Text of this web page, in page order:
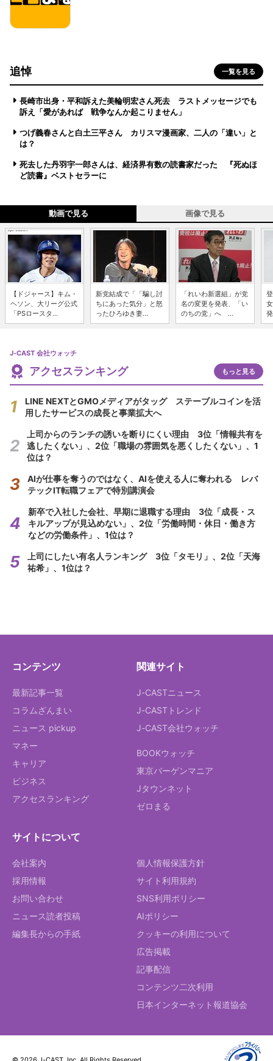
追悼 一覧を見る
長崎市出身・平和訴えた美輪明宏さん死去 ラストメッセージでも
訴え「愛があれば 戦争なんか起こりません」
つげ義春さんと白土三平さん カリスマ漫画家、二人の「違い」と
は？
死去した丹羽宇一郎さんは、経済界有数の読書家だった 『死ぬほ
ど読書』ベストセラーに
動画で見る 画像で見る
【ドジャース】キム・
ヘソン、大リーグ公式
「PSロースタ...
新党結成で「「騙し討
ちにあった気分」と怒
ったひろゆき妻...
「れいわ新選組」が党
名の変更を発表、「い
のちの党」へ ...
J-CAST 会社ウォッチ
アクセスランキング もっと見る
LINE NEXTとGMOメディアがタッグ ステーブルコインを活
用したサービスの成長と事業拡大へ
上司からのランチの誘いを断りにくい理由 3位「情報共有を
逃したくない」、2位「職場の雰囲気を悪くしたくない」、1
位は？
AIが仕事を奪うのではなく、AIを使える人に奪われる レバ
テックIT転職フェアで特別講演会
新卒で入社した会社、早期に退職する理由 3位「成長・ス
キルアップが見込めない」、2位「労働時間・休日・働き方
などの労働条件」、1位は？
上司にしたい有名人ランキング 3位「タモリ」、2位「天海
祐希」、1位は？
コンテンツ
最新記事一覧
コラムざんまい
ニュース pickup
マネー
キャリア
ビジネス
アクセスランキング
関連サイト
J-CASTニュース
J-CASTトレンド
J-CAST会社ウォッチ
BOOKウォッチ
東京バーゲンマニア
Jタウンネット
ゼロまる
サイトについて
会社案内
採用情報
お問い合わせ
ニュース読者投稿
編集長からの手紙
個人情報保護方針
サイト利用規約
SNS利用ポリシー
AIポリシー
クッキーの利用について
広告掲載
記事配信
コンテンツ二次利用
日本インターネット報道協会